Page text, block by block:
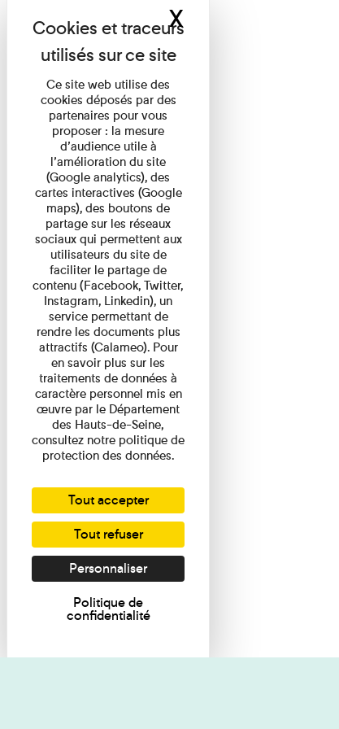
Ce site web utilise des
cookies déposés par des
partenaires pour vous
proposer : la mesure
d’audience utile à
l’amélioration du site
(Google analytics), des
cartes interactives (Google
maps), des boutons de
partage sur les réseaux
sociaux qui permettent aux
utilisateurs du site de
faciliter le partage de
contenu (Facebook, Twitter,
Instagram, Linkedin), un
service permettant de
rendre les documents plus
attractifs (Calameo). Pour
en savoir plus sur les
traitements de données à
caractère personnel mis en
œuvre par le Département
des Hauts-de-Seine,
consultez notre politique de
protection des données.
Tout accepter
Tout refuser
Personnaliser
Politique de
confidentialité
XMasquer le